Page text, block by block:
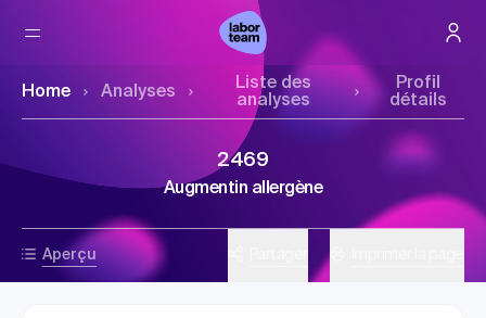
Home Analyses
Liste des
analyses
Profil
détails
Aperçu
2469
Augmentin allergène